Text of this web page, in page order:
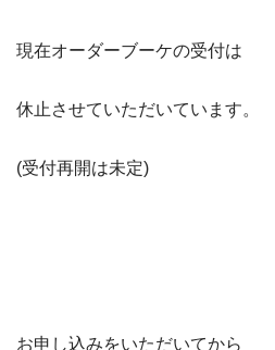
現在オーダーブーケの受付は
休止させていただいています。
(受付再開は未定)
お申し込みをいただいてから